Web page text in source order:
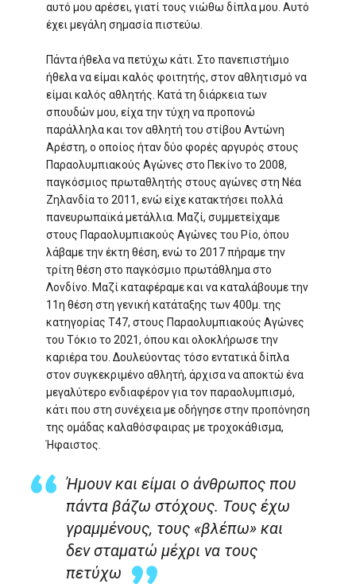
αυτό μου αρέσει, γιατί τους νιώθω δίπλα μου. Αυτό
έχει μεγάλη σημασία πιστεύω.
Πάντα ήθελα να πετύχω κάτι. Στο πανεπιστήμιο
ήθελα να είμαι καλός φοιτητής, στον αθλητισμό να
είμαι καλός αθλητής. Κατά τη διάρκεια των
σπουδών μου, είχα την τύχη να προπονώ
παράλληλα και τον αθλητή του στίβου Αντώνη
Αρέστη, ο οποίος ήταν δύο φορές αργυρός στους
Παραολυμπιακούς Αγώνες στο Πεκίνο το 2008,
παγκόσμιος πρωταθλητής στους αγώνες στη Νέα
Ζηλανδία το 2011, ενώ είχε κατακτήσει πολλά
πανευρωπαϊκά μετάλλια. Μαζί, συμμετείχαμε
στους Παραολυμπιακούς Αγώνες του Ρίο, όπου
λάβαμε την έκτη θέση, ενώ το 2017 πήραμε την
τρίτη θέση στο παγκόσμιο πρωτάθλημα στο
Λονδίνο. Μαζί καταφέραμε και να καταλάβουμε την
11η θέση στη γενική κατάταξης των 400μ. της
κατηγορίας Τ47, στους Παραολυμπιακούς Αγώνες
του Τόκιο το 2021, όπου και ολοκλήρωσε την
καριέρα του. Δουλεύοντας τόσο εντατικά δίπλα
στον συγκεκριμένο αθλητή, άρχισα να αποκτώ ένα
μεγαλύτερο ενδιαφέρον για τον παραολυμπισμό,
κάτι που στη συνέχεια με οδήγησε στην προπόνηση
της ομάδας καλαθόσφαιρας με τροχοκάθισμα,
Ήφαιστος.
Ήμουν και είμαι ο άνθρωπος που
πάντα βάζω στόχους. Τους έχω
γραμμένους, τους «βλέπω» και
δεν σταματώ μέχρι να τους
πετύχω